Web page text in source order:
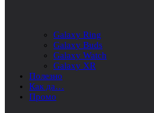
Galaxy Ring
Galaxy Buds
Galaxy Watch
Galaxy XR
Полезно
Как да…
Промо